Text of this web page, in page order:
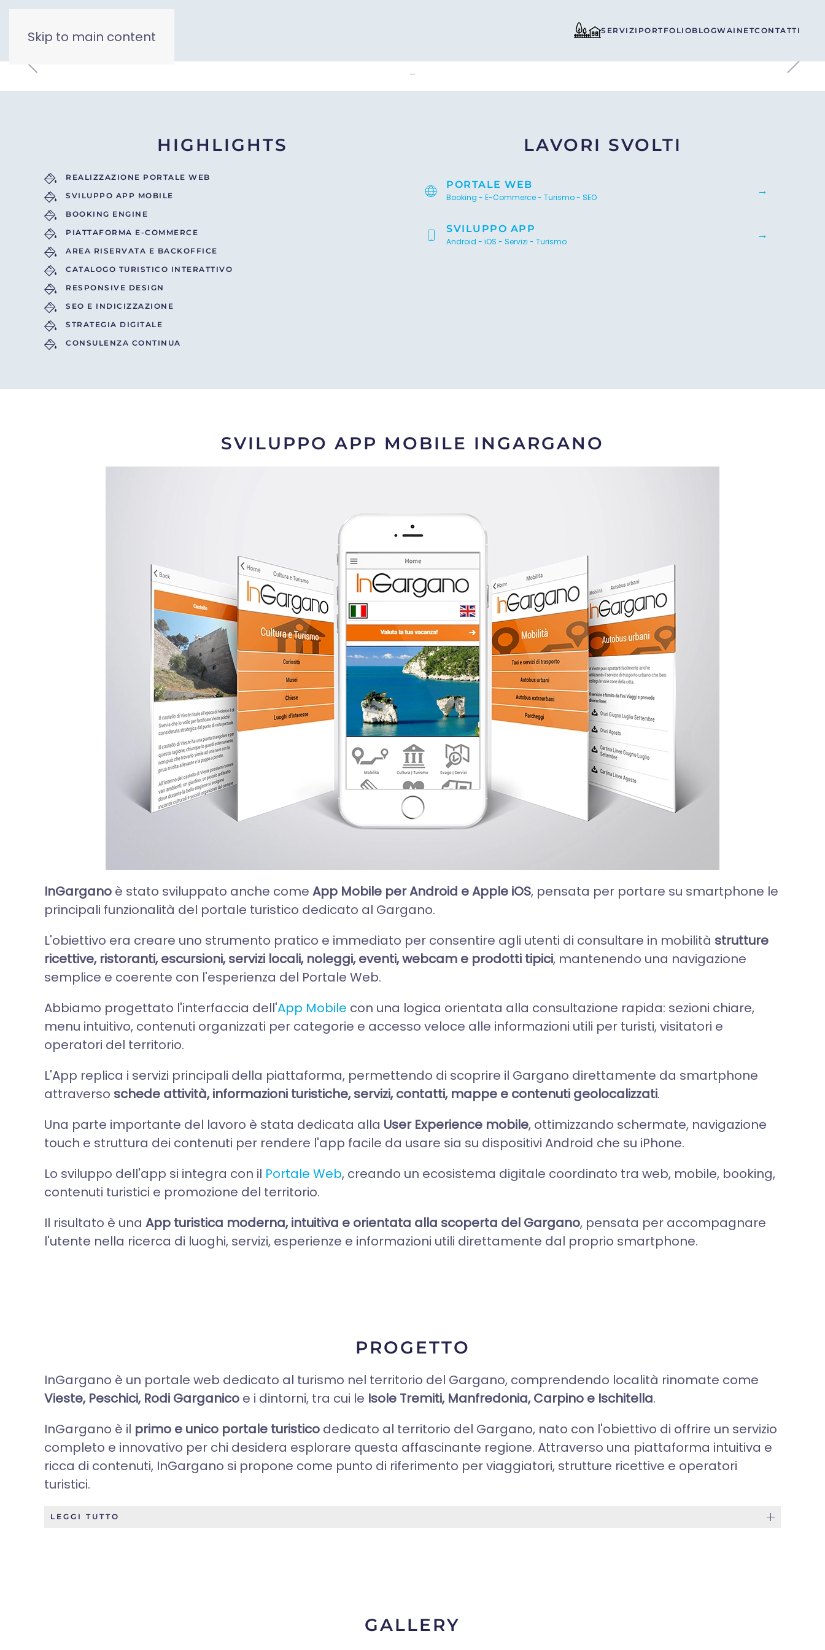
Skip to main content SERVIZI PORTFOLIOBLOGWAINETCONTATTI
HIGHLIGHTS
REALIZZAZIONE PORTALE WEB
SVILUPPO APP MOBILE
BOOKING ENGINE
PIATTAFORMA E-COMMERCE
AREA RISERVATA E BACKOFFICE
CATALOGO TURISTICO INTERATTIVO
RESPONSIVE DESIGN
SEO E INDICIZZAZIONE
STRATEGIA DIGITALE
CONSULENZA CONTINUA
LAVORI SVOLTI
PORTALE WEB
Booking - E-Commerce - Turismo - SEO
SVILUPPO APP
Android - iOS - Servizi - Turismo
SVILUPPO APP MOBILE INGARGANO
InGargano è stato sviluppato anche come App Mobile per Android e Apple iOS, pensata per portare su smartphone le
principali funzionalità del portale turistico dedicato al Gargano.
L'obiettivo era creare uno strumento pratico e immediato per consentire agli utenti di consultare in mobilità strutture
ricettive, ristoranti, escursioni, servizi locali, noleggi, eventi, webcam e prodotti tipici, mantenendo una navigazione
semplice e coerente con l'esperienza del Portale Web.
Abbiamo progettato l'interfaccia dell'App Mobile con una logica orientata alla consultazione rapida: sezioni chiare,
menu intuitivo, contenuti organizzati per categorie e accesso veloce alle informazioni utili per turisti, visitatori e
operatori del territorio.
L'App replica i servizi principali della piattaforma, permettendo di scoprire il Gargano direttamente da smartphone
attraverso schede attività, informazioni turistiche, servizi, contatti, mappe e contenuti geolocalizzati.
Una parte importante del lavoro è stata dedicata alla User Experience mobile, ottimizzando schermate, navigazione
touch e struttura dei contenuti per rendere l'app facile da usare sia su dispositivi Android che su iPhone.
Lo sviluppo dell'app si integra con il Portale Web, creando un ecosistema digitale coordinato tra web, mobile, booking,
contenuti turistici e promozione del territorio.
Il risultato è una App turistica moderna, intuitiva e orientata alla scoperta del Gargano, pensata per accompagnare
l'utente nella ricerca di luoghi, servizi, esperienze e informazioni utili direttamente dal proprio smartphone.
PROGETTO
InGargano è un portale web dedicato al turismo nel territorio del Gargano, comprendendo località rinomate come
Vieste, Peschici, Rodi Garganico e i dintorni, tra cui le Isole Tremiti, Manfredonia, Carpino e Ischitella.
InGargano è il primo e unico portale turistico dedicato al territorio del Gargano, nato con l'obiettivo di offrire un servizio
completo e innovativo per chi desidera esplorare questa affascinante regione. Attraverso una piattaforma intuitiva e
ricca di contenuti, InGargano si propone come punto di riferimento per viaggiatori, strutture ricettive e operatori
turistici.
LEGGI TUTTO
GALLERY